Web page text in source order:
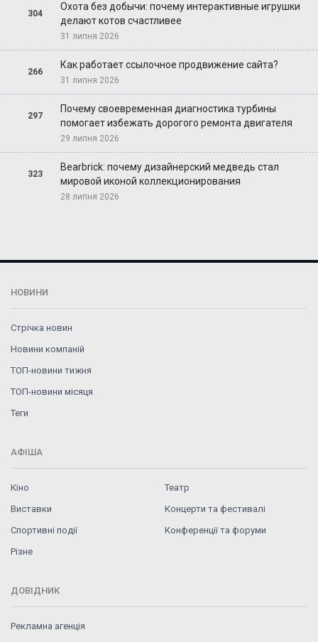
304
Охота без добычи: почему интерактивные игрушки
делают котов счастливее
31 липня 2026
266
Как работает ссылочное продвижение сайта?
31 липня 2026
297
Почему своевременная диагностика турбины
помогает избежать дорогого ремонта двигателя
29 липня 2026
323
Bearbrick: почему дизайнерский медведь стал
мировой иконой коллекционирования
28 липня 2026
НОВИНИ
Стрічка новин
Новини компаній
ТОП-новини тижня
ТОП-новини місяця
Теги
АФІША
Кіно
Театр
Виставки
Концерти та фестивалі
Спортивні події
Конференції та форуми
Різне
ДОВІДНИК
Рекламна агенція